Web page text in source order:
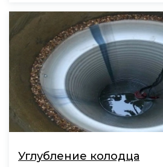
Углубление колодца